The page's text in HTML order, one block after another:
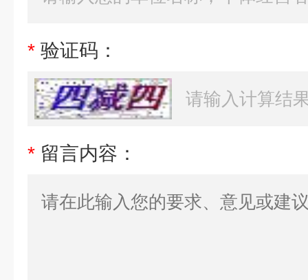
* 验证码：
* 留言内容：